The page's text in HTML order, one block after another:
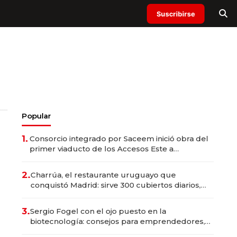
Suscribirse
Popular
1. Consorcio integrado por Saceem inició obra del
primer viaducto de los Accesos Este a
2.Charrúa, el restaurante uruguayo que
conquistó Madrid: sirve 300 cubiertos diarios,
3.Sergio Fogel con el ojo puesto en la
biotecnología: consejos para emprendedores,